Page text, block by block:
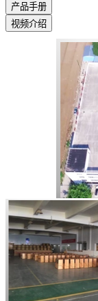
产品手册
视频介绍